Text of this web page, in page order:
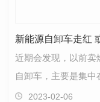
新能源自卸车走红
近期会发现，以前卖
自卸车，主要是集中
燃油费用成本影响之
2023-02-06